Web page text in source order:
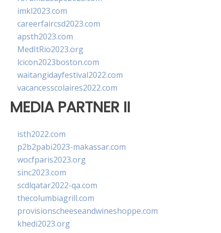
imkl2023.com
careerfaircsd2023.com
apsth2023.com
MedItRio2023.org
lcicon2023boston.com
waitangidayfestival2022.com
vacancesscolaires2022.com
MEDIA PARTNER II
isth2022.com
p2b2pabi2023-makassar.com
wocfparis2023.org
sinc2023.com
scdlqatar2022-qa.com
thecolumbiagrill.com
provisionscheeseandwineshoppe.com
khedi2023.org